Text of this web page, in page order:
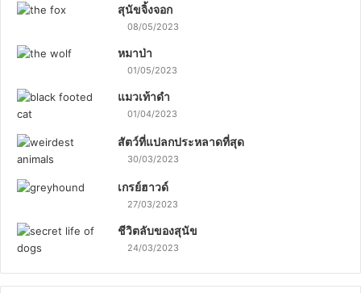
สุนัขจิ้งจอก
08/05/2023
หมาป่า
01/05/2023
แมวเท้าดำ
01/04/2023
สัตว์ที่แปลกประหลาดที่สุด
30/03/2023
เกรย์ฮาวด์
27/03/2023
ชีวิตลับของสุนัข
24/03/2023